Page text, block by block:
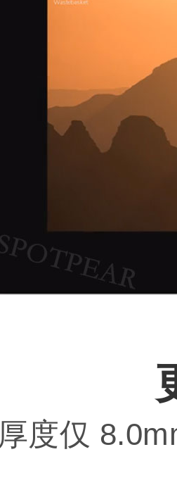
厚度仅